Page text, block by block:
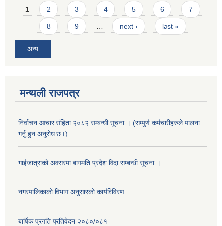
Pages
1 2 3 4 5 6 7
8 9 next › last »
अन्य
मन्थली राजपत्र
निर्वाचन आचार संहिता २०८२ सम्बन्धी सूचना । (सम्पुर्ण कर्मचारीहरुले पालना
गर्नु हुन अनुरोध छ।)
गाईजात्राको अवसरमा बागमति प्रदेश विदा सम्बन्धी सूचना ।
नगरपालिकाको विभाग अनुसारको कार्यविविरण
बार्षिक प्रगति प्रतिवेदन २०८०/०८१